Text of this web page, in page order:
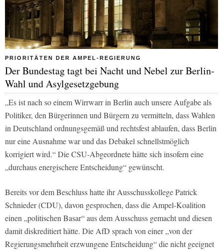
PRIORITÄTEN DER AMPEL-REGIERUNG
Der Bundestag tagt bei Nacht und Nebel zur Berlin-
Wahl und Asylgesetzgebung
„Es ist nach so einem Wirrwarr in Berlin auch unsere Aufgabe als
Politiker, den Bürgerinnen und Bürgern zu vermitteln, dass Wahlen
in Deutschland ordnungsgemäß und rechtsfest ablaufen, dass Berlin
nur eine Ausnahme war und das Debakel schnellstmöglich
korrigiert wird.“ Die CSU-Abgeordnete hätte sich insofern eine
„durchaus energischere Entscheidung“ gewünscht.
Bereits vor dem Beschluss hatte ihr Ausschusskollege Patrick
Schnieder (CDU), davon gesprochen, dass die Ampel-Koalition
einen „politischen Basar“ aus dem Ausschuss gemacht und diesen
damit diskreditiert hätte. Die AfD sprach von einer „von der
Regierungsmehrheit erzwungene Entscheidung“ die nicht geeignet